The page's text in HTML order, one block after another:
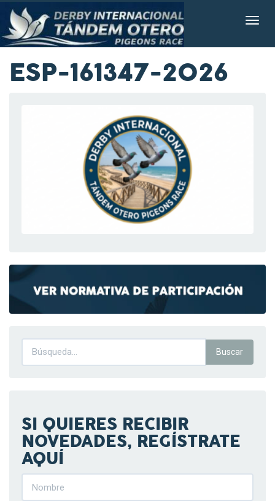
ESP-161347-2026
SI QUIERES RECIBIR
NOVEDADES, REGÍSTRATE
AQUÍ